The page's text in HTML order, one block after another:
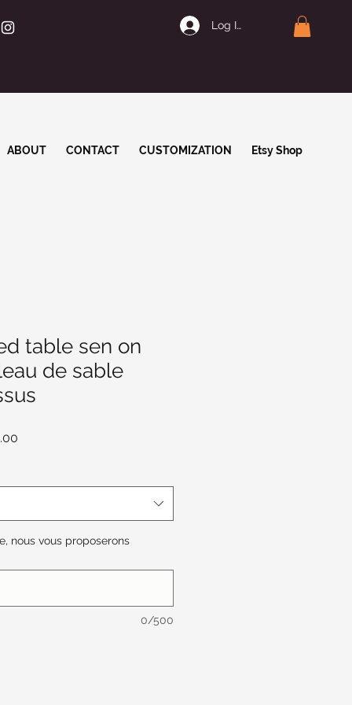
Log In | Join
ABOUT CONTACT CUSTOMIZATION Etsy Shop
table sen on
de sable
nous vous proposerons
0/500